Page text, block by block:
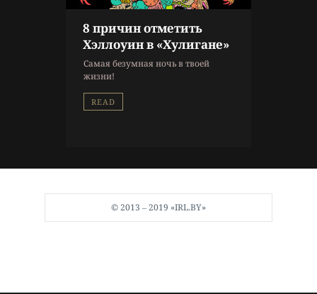
8 причин отметить
Хэллоуин в «Хулигане»
Самая безумная ночь в твоей
жизни!
READ
© 2013 ‒ 2019 «IRL.BY»